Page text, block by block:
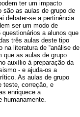
ter um impacto
são as aulas de grupo de
debater-se a pertinência
ser um modo de
a alunos que
três aulas deste tipo
literatura de “análise de
que as aulas de grupo
auxílio à preparação da
- e ajuda-os a
As aulas de grupo
teste, correção, e
enriquece a